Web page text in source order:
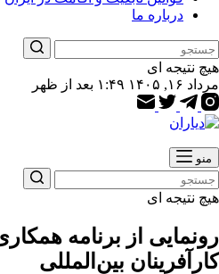
درباره ما
هیچ نتیجه ای
مرداد ۱۶, ۱۴۰۵ ۱:۴۹ بعد از ظهر
منو
هیچ نتیجه ای
رونمایی از برنامه
کارآفرینان بین‌المللی